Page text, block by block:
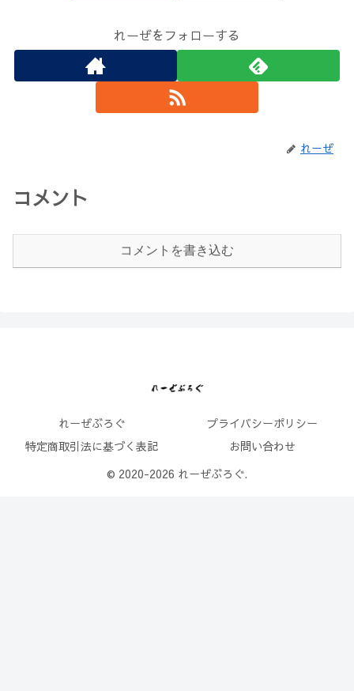
れーぜをフォローする
れーぜ
コメント
コメントを書き込む
れーぜぶろぐ
プライバシーポリシー
特定商取引法に基づく表記
お問い合わせ
© 2020-2026 れーぜぶろぐ.